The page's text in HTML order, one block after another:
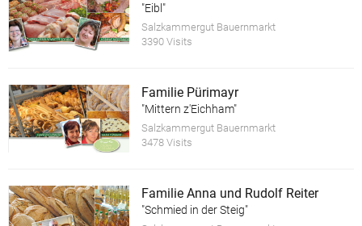
"Eibl"
Salzkammergut Bauernmarkt
3390 Visits
Familie Pürimayr
"Mittern z'Eichham"
Salzkammergut Bauernmarkt
3478 Visits
Familie Anna und Rudolf Reiter
"Schmied in der Steig"